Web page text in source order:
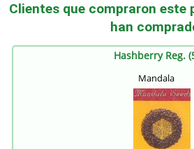
Clientes que compraron este
han
Hashberry Reg.
Mandala